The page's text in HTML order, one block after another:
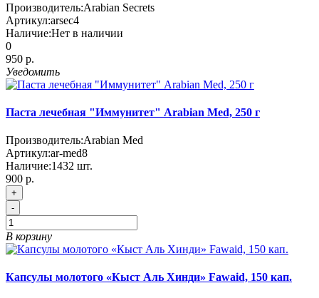
Производитель:Arabian Secrets
Артикул:arsec4
Наличие:Нет в наличии
0
950 р.
Уведомить
Паста лечебная "Иммунитет" Arabian Med, 250 г
Производитель:Arabian Med
Артикул:ar-med8
Наличие:1432 шт.
900 р.
+
-
В корзину
Капсулы молотого «Кыст Аль Хинди» Fawaid, 150 кап.